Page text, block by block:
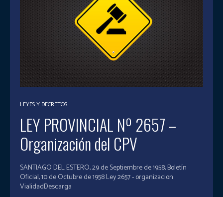
LEYES Y DECRETOS
LEY PROVINCIAL Nº 2657 –
Organización del CPV
SANTIAGO DEL ESTERO, 29 de Septiembre de 1958, Boletín
Oficial, 10 de Octubre de 1958 Ley 2657 - organizacion
VialidadDescarga